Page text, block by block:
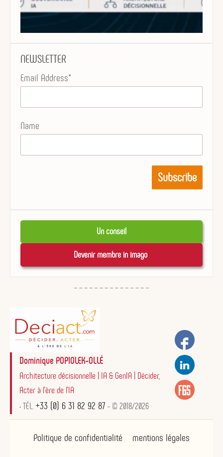
NEWSLETTER
Email Address*
Name
Un conseil
Devenir membre in imago
Dominique POPIOLEK-OLLÉ
Architecture décisionnelle | IA & GenIA | Décider,
Acter à l'ère de l'IA
• TÉL. +33 (0) 6 31 82 92 87 - © 2018/2026
Politique de confidentialité mentions légales